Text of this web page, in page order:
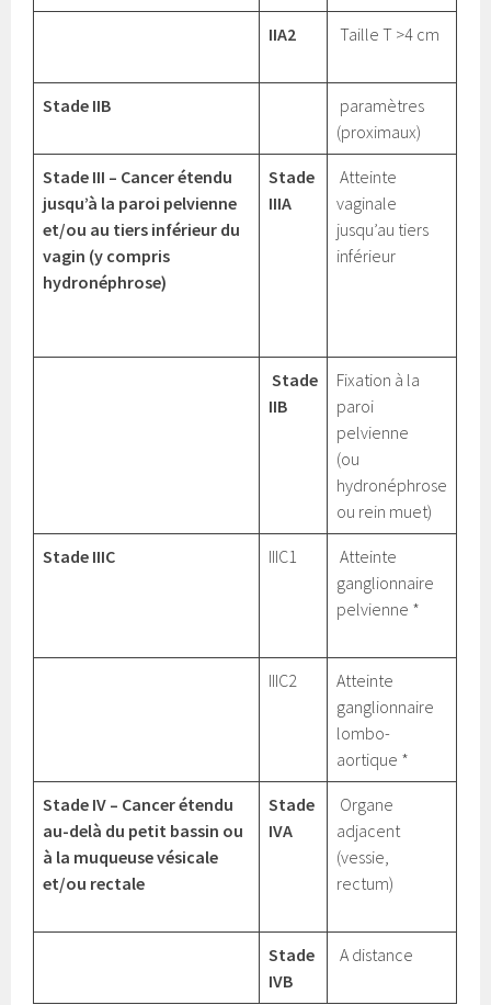
IIA2 Taille T >4 cm
Stade IIB
paramètres
(proximaux)
Stade III – Cancer étendu
jusqu’à la paroi pelvienne
et/ou au tiers inférieur du
vagin (y compris
hydronéphrose)
Stade
IIIA
Atteinte
vaginale
jusqu’au tiers
inférieur
Stade
IIB
Fixation à la
paroi
pelvienne
(ou
hydronéphrose
ou rein muet)
Stade IIIC IIIC1
Atteinte
ganglionnaire
pelvienne *
IIIC2
Atteinte
ganglionnaire
lombo-
aortique *
Stade IV – Cancer étendu
au-delà du petit bassin ou
à la muqueuse vésicale
et/ou rectale
Stade
IVA
Organe
adjacent
(vessie,
rectum)
Stade
IVB
A distance